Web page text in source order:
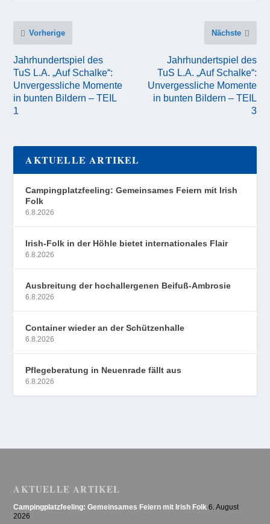
Vorherige
Jahrhundertspiel des
TuS L.A. „Auf Schalke“:
Unvergessliche Momente
in bunten Bildern – TEIL
1
Nächste
Jahrhundertspiel des
TuS L.A. „Auf Schalke“:
Unvergessliche Momente
in bunten Bildern – TEIL
3
AKTUELLE ARTIKEL
Campingplatzfeeling: Gemeinsames Feiern mit Irish
Folk
6.8.2026
Irish-Folk in der Höhle bietet internationales Flair
6.8.2026
Ausbreitung der hochallergenen Beifuß-Ambrosie
6.8.2026
Container wieder an der Schützenhalle
6.8.2026
Pflegeberatung in Neuenrade fällt aus
6.8.2026
AKTUELLE ARTIKEL
Campingplatzfeeling: Gemeinsames Feiern mit Irish Folk 6. August
2026